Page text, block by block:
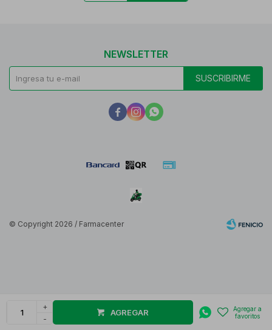
+
-
AGREGAR
NEWSLETTER
SUSCRIBIRME
  
© Copyright 2026 / Farmacenter
Fenicio